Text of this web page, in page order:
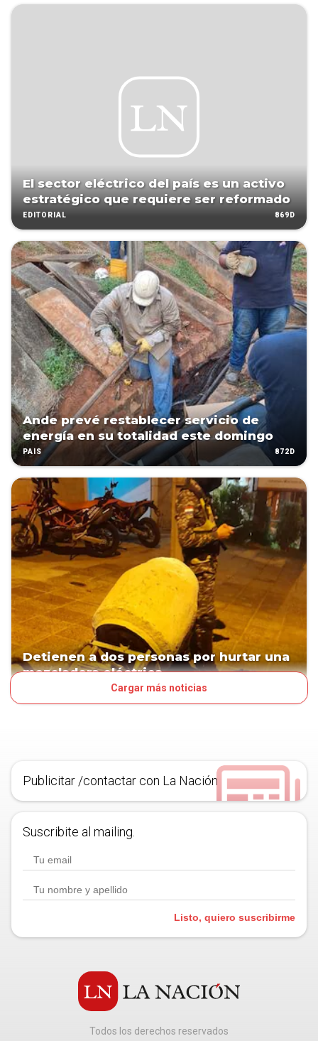
El sector eléctrico del país es un activo
estratégico que requiere ser reformado
EDITORIAL 869D
Ande prevé restablecer servicio de
energía en su totalidad este domingo
PAÍS 872D
Detienen a dos personas por hurtar una
mezcladora eléctrica
Cargar más noticias
Publicitar /contactar con La Nación
Suscribite al mailing.
Listo, quiero suscribirme
Todos los derechos reservados